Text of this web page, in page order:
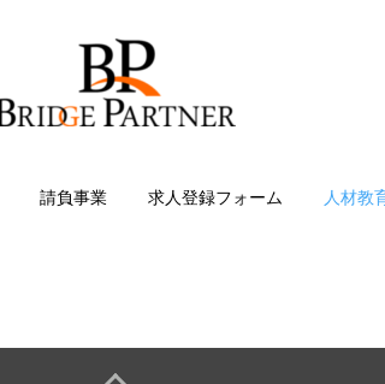
請負事業 求人登録フォーム 人材教